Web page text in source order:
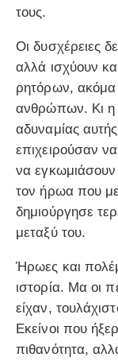
τους.
Οι δυσχέρειες
αλλά ισχύουν
ρητόρων, ακόμα
ανθρώπων. Κι η
αδυναμίας
επιχειρούσαν
να εγκωμιάσουν
τον ήρωα που
δημιούργησε
μεταξύ του.
Ήρωες και
ιστορία. Μα οι
είχαν,
Εκείνοι που
πιθανότητα,